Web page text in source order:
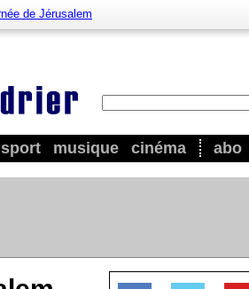
sport musique cinéma abo
de Jérusalem